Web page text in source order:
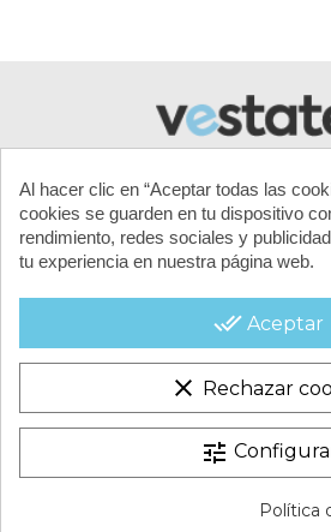
CONTACTA CON
CONDICIONES
Aviso legal |
Política de
Al hacer clic en “Aceptar todas las
cookies se guarden en tu dispositivo
rendimiento, redes sociales y
tu experiencia en nuestra página web.
done_all Aceptar
clear Rechazar
tune
Política